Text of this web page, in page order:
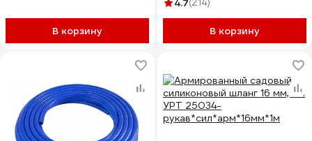
В корзину
4.7(214)
В корзину